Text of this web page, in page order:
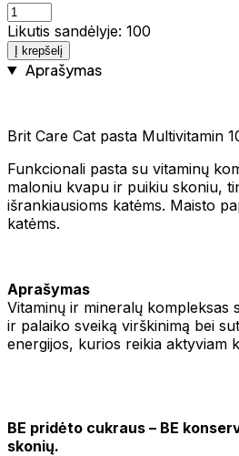
Likutis sandėlyje: 100
Į krepšelį
Aprašymas
Brit Care Cat pasta Multivitamin
Funkcionali pasta su vitaminų
maloniu kvapu ir puikiu skoniu,
išrankiausioms katėms. Maisto
katėms.
Aprašymas
Vitaminų ir mineralų kompleksas
ir palaiko sveiką virškinimą bei
energijos, kurios reikia aktyviam
BE pridėto cukraus – BE
skonių.